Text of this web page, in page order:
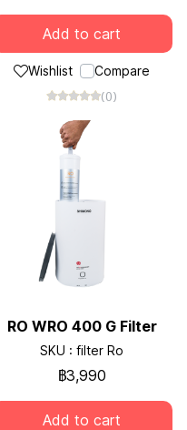
Add to cart
Wishlist Compare
(0)
RO WRO 400 G Filter
SKU : filter Ro
฿3,990
Add to cart